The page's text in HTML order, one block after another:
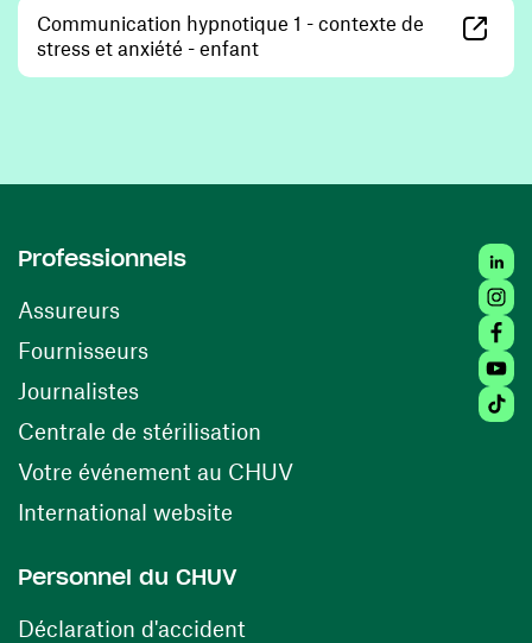
Communication hypnotique 1 - contexte de
stress et anxiété - enfant(ouvre une nouvelle fenêtre)
Professionnels
Assureurs
Fournisseurs(ouvre une nouvelle fenêtre)
Journalistes
Centrale de stérilisation (ouvre une nouvelle
Votre événement au CHUV(ouvre une nouvelle
International website
Personnel du CHUV
Déclaration d'accident